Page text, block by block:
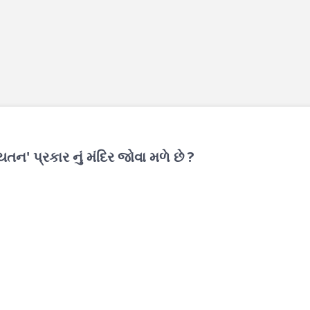
પ્રકાર નું મંદિર જોવા મળે છે ?